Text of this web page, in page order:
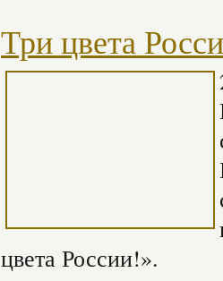
Три цвета
цвета России!».